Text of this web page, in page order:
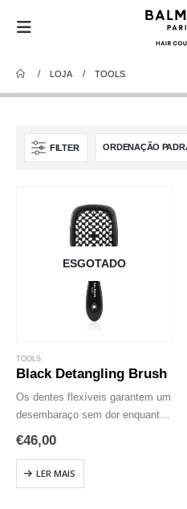
LOJA TOOLS
FILTER
ESGOTADO
TOOLS
Black Detangling Brush
Os dentes flexíveis garantem um
desembaraço sem dor enquanto
as pontas macias massajam o
couro cabeludo e estimulam a
circulação.
€46,00
LER MAIS